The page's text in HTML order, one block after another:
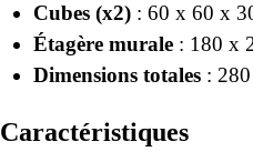
Cubes (x2) : 60 x 60 x
Étagère murale : 180 x
Dimensions totales :
Caractéristiques